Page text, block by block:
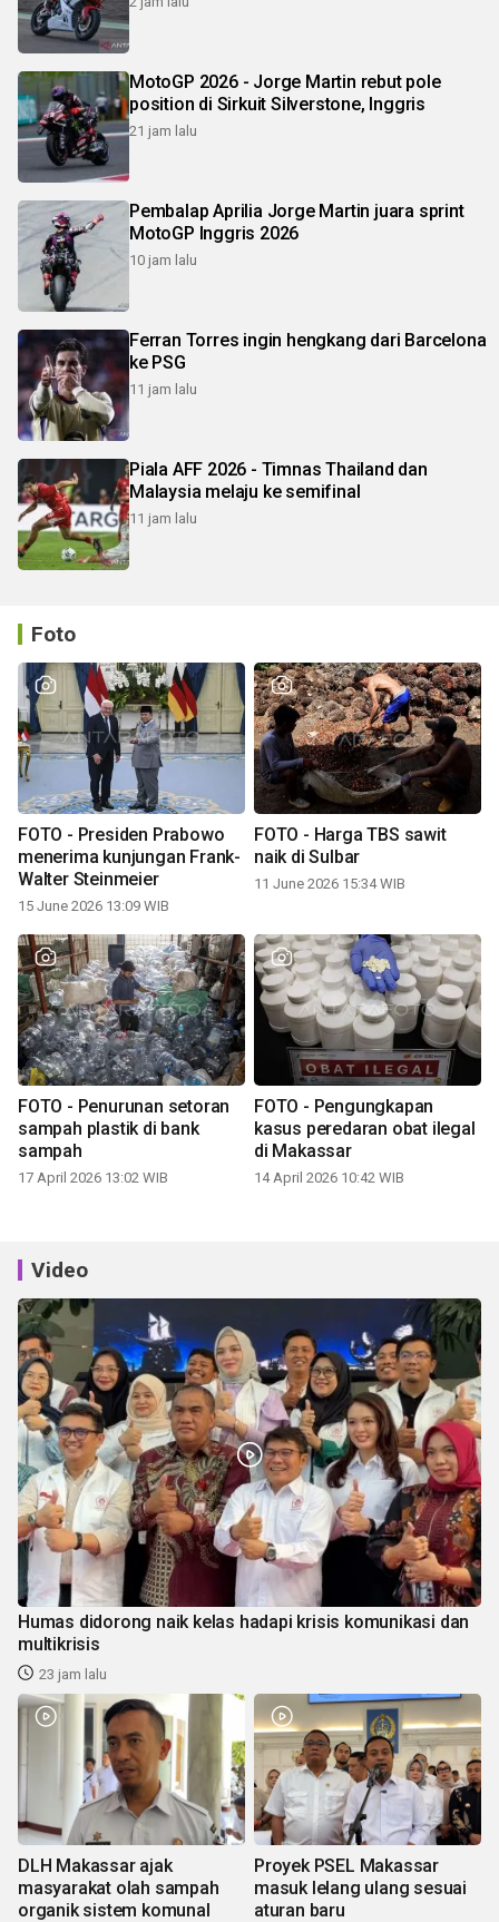
MotoGP 2026 - Jorge Martin rebut pole
position di Sirkuit Silverstone, Inggris
21 jam lalu
Pembalap Aprilia Jorge Martin juara sprint
MotoGP Inggris 2026
10 jam lalu
Ferran Torres ingin hengkang dari Barcelona
ke PSG
11 jam lalu
Piala AFF 2026 - Timnas Thailand dan
Malaysia melaju ke semifinal
11 jam lalu
Foto
FOTO - Presiden Prabowo
menerima kunjungan Frank-
Walter Steinmeier
15 June 2026 13:09 WIB
FOTO - Harga TBS sawit
naik di Sulbar
11 June 2026 15:34 WIB
FOTO - Penurunan setoran
sampah plastik di bank
sampah
17 April 2026 13:02 WIB
FOTO - Pengungkapan
kasus peredaran obat ilegal
di Makassar
14 April 2026 10:42 WIB
Video
Humas didorong naik kelas hadapi krisis komunikasi dan
multikrisis
23 jam lalu
DLH Makassar ajak
masyarakat olah sampah
organik sistem komunal
Proyek PSEL Makassar
masuk lelang ulang sesuai
aturan baru